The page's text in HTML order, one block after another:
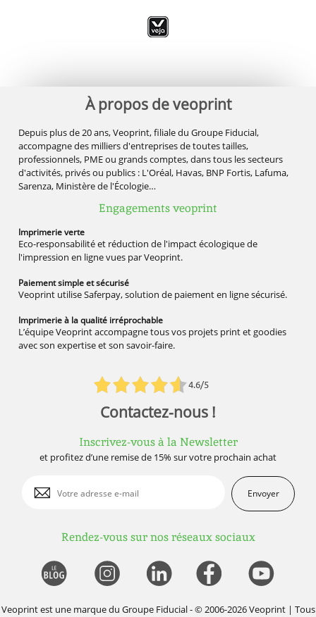
À propos de veoprint
Depuis plus de 20 ans, Veoprint, filiale du Groupe Fiducial,
accompagne des milliers d'entreprises de toutes tailles,
professionnels, PME ou grands comptes, dans tous les secteurs
d'activités, privés ou publics : L'Oréal, Havas, BNP Fortis, Lafuma,
Sarenza, Ministère de l'Écologie…
Engagements veoprint
4.6/5
Imprimerieverte
Eco-responsabilité et réduction de l'impact écologique de
l'impression en ligne vues par Veoprint.
Paiement simpleet sécurisé
Veoprint utilise Saferpay, solution de paiement en ligne sécurisé.
Imprimerie à la qualité irréprochable
L’équipe Veoprint accompagne tous vos projets print et goodies
avec son expertise et son savoir-faire.
Contactez-nous !
Inscrivez-vous à la Newsletter
et profitez d’une remise de 15% sur votre prochain achat
Envoyer
Rendez-vous sur nos réseaux sociaux
Veoprint est une marque du Groupe Fiducial- © 2006-2026 Veoprint | Tous